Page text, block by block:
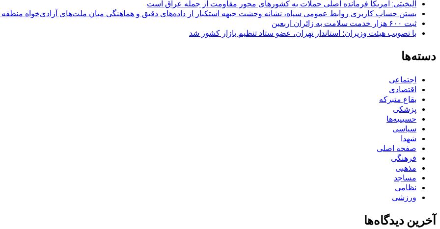
البخیتی: آمریکا فرمانده اصلی حملات به کشورهای محور مقاومت از جمله عراق است
بستن حساب کاربری روابط عمومی سپاه، نشانه‌ وحشت جبهه استکبار از داده‌های دقیق و هماهنگی میان ملت‌های آزادی‌خواه
ثبت ۶۰۰ هزار خدمت سلامت به زائران اربعین
با تصویب هیئت وزیران؛ استاندار تهران، عضو ستاد تنظیم بازار کشور شد
دسته‌ها
اجتماعی
اقتصادی
بقاع متبرکه
پزشکی
حسینیه‌ها
سیاسی
شهدا
صفحه اصلی
فرهنگی
مذهبی
مساجد
نظامی
ورزشی
آخرین دیدگاه‌ها